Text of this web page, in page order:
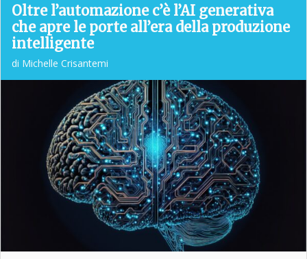
Oltre l’automazione c’è l’AI generativa
che apre le porte all’era della produzione
intelligente
di Michelle Crisantemi